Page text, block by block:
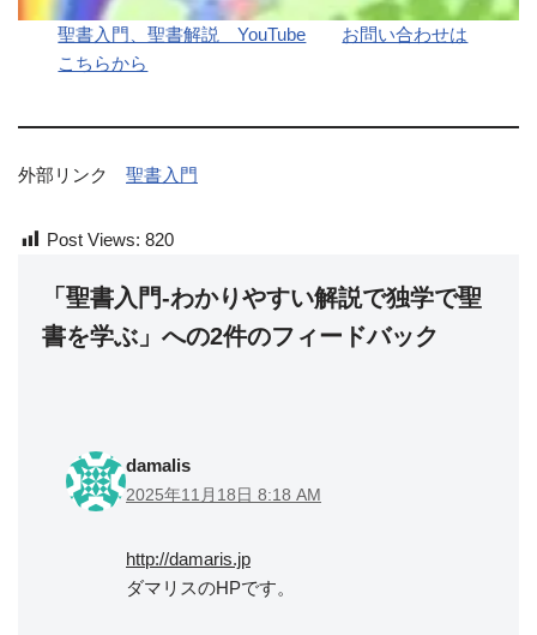
聖書入門、聖書解説 YouTube
お問い合わせは
こちらから
外部リンク 聖書入門
Post Views: 820
「聖書入門-わかりやすい解説で独学で聖
書を学ぶ」への2件のフィードバック
damalis
2025年11月18日 8:18 AM
http://damaris.jp
ダマリスのHPです。